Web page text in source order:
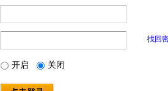
找回
开启 关闭